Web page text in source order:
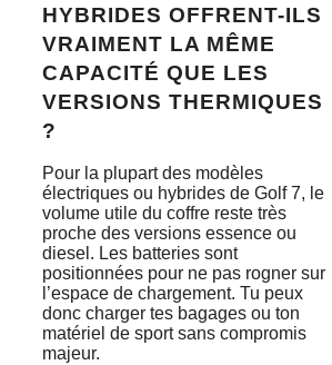
HYBRIDES OFFRENT-ILS
VRAIMENT LA MÊME
CAPACITÉ QUE LES
VERSIONS THERMIQUES
?
Pour la plupart des modèles
électriques ou hybrides de Golf 7, le
volume utile du coffre reste très
proche des versions essence ou
diesel. Les batteries sont
positionnées pour ne pas rogner sur
l’espace de chargement. Tu peux
donc charger tes bagages ou ton
matériel de sport sans compromis
majeur.